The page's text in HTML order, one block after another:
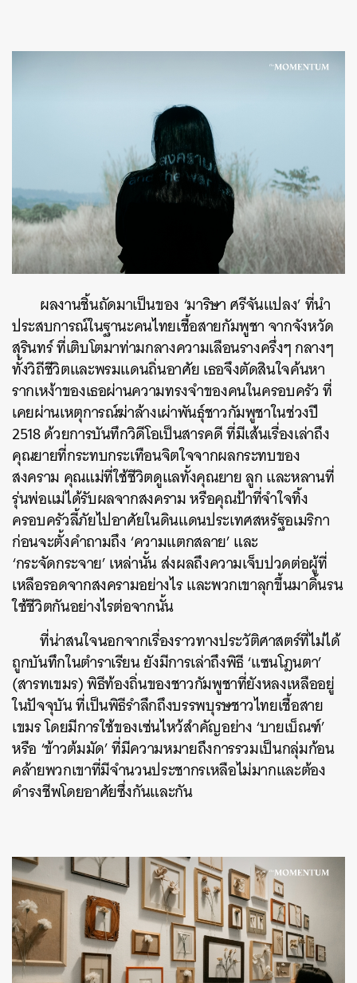
ผลงานชิ้นถัดมาเป็นของ ‘มาริษา ศรีจันแปลง’ ที่นำ
ประสบการณ์ในฐานะคนไทยเชื้อสายกัมพูชา จากจังหวัด
สุรินทร์ ที่เติบโตมาท่ามกลางความเลือนรางครึ่งๆ กลางๆ
ทั้งวิถีชีวิตและพรมแดนถิ่นอาศัย เธอจึงตัดสินใจค้นหา
รากเหง้าของเธอผ่านความทรงจำของคนในครอบครัว ที่
เคยผ่านเหตุการณ์ฆ่าล้างเผ่าพันธุ์ชาวกัมพูชาในช่วงปี
2518 ด้วยการบันทึกวิดีโอเป็นสารคดี ที่มีเส้นเรื่องเล่าถึง
คุณยายที่กระทบกระเทือนจิตใจจากผลกระทบของ
สงคราม คุณแม่ที่ใช้ชีวิตดูแลทั้งคุณยาย ลูก และหลานที่
รุ่นพ่อแม่ได้รับผลจากสงคราม หรือคุณป้าที่จำใจทิ้ง
ครอบครัวลี้ภัยไปอาศัยในดินแดนประเทศสหรัฐอเมริกา
ก่อนจะตั้งคำถามถึง ‘ความแตกสลาย’ และ
‘กระจัดกระจาย’ เหล่านั้น ส่งผลถึงความเจ็บปวดต่อผู้ที่
เหลือรอดจากสงครามอย่างไร และพวกเขาลุกขึ้นมาดิ้นรน
ใช้ชีวิตกันอย่างไรต่อจากนั้น
ที่น่าสนใจนอกจากเรื่องราวทางประวัติศาสตร์ที่ไม่ได้
ถูกบันทึกในตำราเรียน ยังมีการเล่าถึงพิธี ‘แซนโฎนตา’
(สารทเขมร) พิธีท้องถิ่นของชาวกัมพูชาที่ยังหลงเหลืออยู่
ในปัจจุบัน ที่เป็นพิธีรำลึกถึงบรรพบุรษชาวไทยเชื้อสาย
เขมร โดยมีการใช้ของเซ่นไหว้สำคัญอย่าง ‘บายเบ็ณฑ์’
หรือ ‘ข้าวต้มมัด’ ที่มีความหมายถึงการรวมเป็นกลุ่มก้อน
คล้ายพวกเขาที่มีจำนวนประชากรเหลือไม่มากและต้อง
ดำรงชีพโดยอาศัยซึ่งกันและกัน